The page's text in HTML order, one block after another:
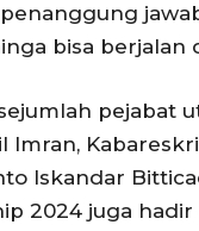
bisa berjalan
pejabat
Imran,
Iskandar
2024 juga